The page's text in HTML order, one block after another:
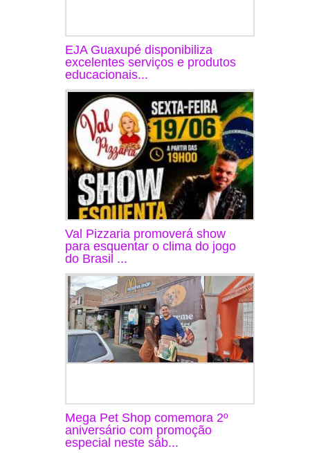
EJA Guaxupé disponibiliza
excelentes serviços e produtos
educacionais...
Val Pizzaria promoverá show
para esquentar o clima do jogo
do Brasil ...
Mega Pet Shop comemora 2º
aniversário com promoção
especial neste sáb...